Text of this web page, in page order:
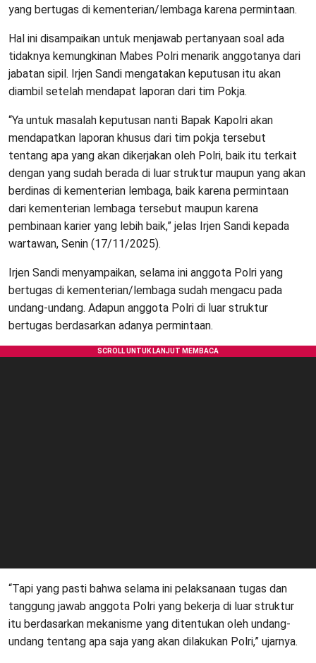
yang bertugas di kementerian/lembaga karena permintaan.
Hal ini disampaikan untuk menjawab pertanyaan soal ada
tidaknya kemungkinan Mabes Polri menarik anggotanya dari
jabatan sipil. Irjen Sandi mengatakan keputusan itu akan
diambil setelah mendapat laporan dari tim Pokja.
“Ya untuk masalah keputusan nanti Bapak Kapolri akan
mendapatkan laporan khusus dari tim pokja tersebut
tentang apa yang akan dikerjakan oleh Polri, baik itu terkait
dengan yang sudah berada di luar struktur maupun yang akan
berdinas di kementerian lembaga, baik karena permintaan
dari kementerian lembaga tersebut maupun karena
pembinaan karier yang lebih baik,” jelas Irjen Sandi kepada
wartawan, Senin (17/11/2025).
Irjen Sandi menyampaikan, selama ini anggota Polri yang
bertugas di kementerian/lembaga sudah mengacu pada
undang-undang. Adapun anggota Polri di luar struktur
bertugas berdasarkan adanya permintaan.
“Tapi yang pasti bahwa selama ini pelaksanaan tugas dan
tanggung jawab anggota Polri yang bekerja di luar struktur
itu berdasarkan mekanisme yang ditentukan oleh undang-
undang tentang apa saja yang akan dilakukan Polri,” ujarnya.